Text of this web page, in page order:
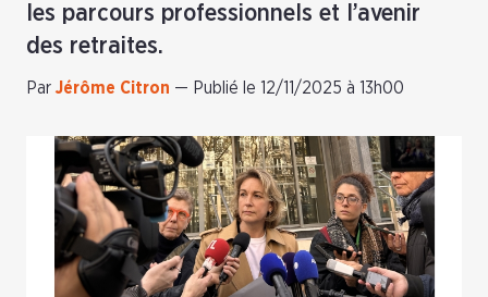
les parcours professionnels et l’avenir
des retraites.
Par Jérôme Citron — Publié le 12/11/2025 à 13h00